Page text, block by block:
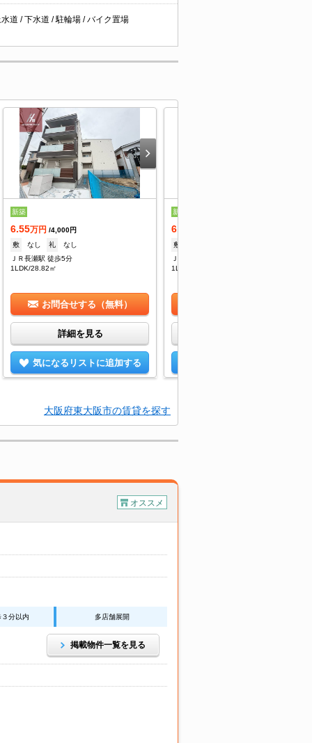
道 / 下水道 / 駐輪場 / バイク置場
新築
6.55万円 /4,000円
敷
なし 礼
なし
ＪＲ長瀬駅 徒歩5分
1LDK/28.82㎡
お問合せする（無料）
詳細を見る
気になるリストに追加する
新築
6.65
敷
ＪＲ長瀬駅 徒歩5分
1LDK/28.82㎡
大阪府東大阪市の賃貸を探す
オススメ
分以内 多店舗展開
掲載物件一覧を見る